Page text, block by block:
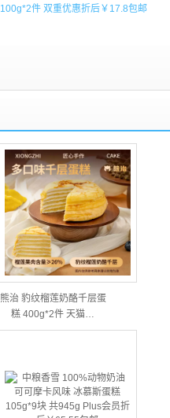
件 双重优惠折后￥17.8包邮
熊治 豹纹榴莲奶酪千层蛋
糕 400g*2件 天猫…